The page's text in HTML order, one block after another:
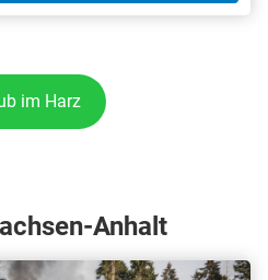
im Harz
Anhalt